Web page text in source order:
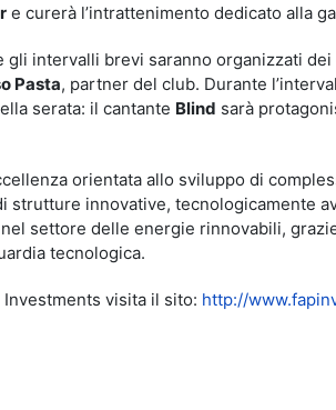
e curerà l’intrattenimento dedicato alla
gli intervalli brevi saranno organizzati
Pasta, partner del club. Durante
serata: il cantante Blind sarà
orientata allo sviluppo di
strutture innovative, tecnologicamente
settore delle energie rinnovabili,
tecnologica.
visita il sito: http://